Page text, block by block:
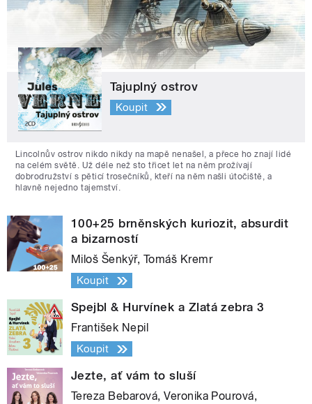
Tajuplný ostrov
Koupit
Lincolnův ostrov nikdo nikdy na mapě nenašel, a přece ho znají lidé
na celém světě. Už déle než sto třicet let na něm prožívají
dobrodružství s pěticí trosečníků, kteří na něm našli útočiště, a
hlavně nejedno tajemství.
100+25 brněnských kuriozit, absurdit
a bizarností
Miloš Šenkýř, Tomáš Kremr
Koupit
Spejbl & Hurvínek a Zlatá zebra 3
František Nepil
Koupit
Jezte, ať vám to sluší
Tereza Bebarová, Veronika Pourová,